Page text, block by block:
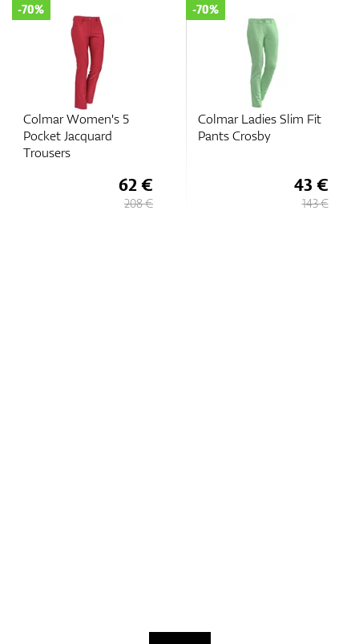
Colmar Women's 5
Pocket Jacquard
Trousers
-70%
62 €
208 €
Colmar Ladies Slim Fit
Pants Crosby
-70%
43 €
143 €